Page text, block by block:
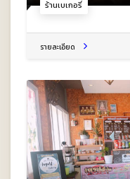
ร้านเบเกอรี่
รายละเอียด